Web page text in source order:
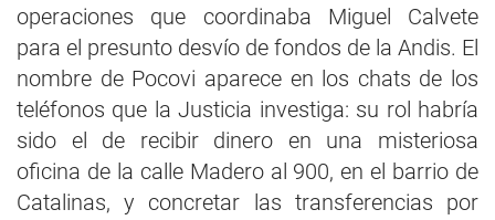
operaciones que coordinaba Miguel Calvete
para el presunto desvío de fondos de la Andis. El
nombre de Pocovi aparece en los chats de los
teléfonos que la Justicia investiga: su rol habría
sido el de recibir dinero en una misteriosa
oficina de la calle Madero al 900, en el barrio de
Catalinas, y concretar las transferencias por